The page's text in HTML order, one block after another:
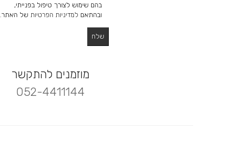
בהם שימוש לצורך טיפול בפנייתי,
ובהתאם למדיניות הפרטיות של האתר.
מוזמנים להתקשר
052-4411144